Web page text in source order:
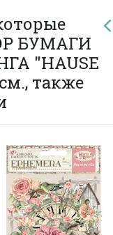
БУМАГИ
"HAUSE
также